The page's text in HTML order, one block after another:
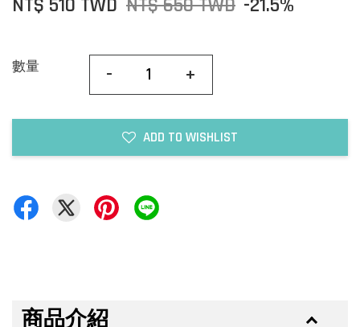
數量 - +
ADD TO WISHLIST
商品介紹